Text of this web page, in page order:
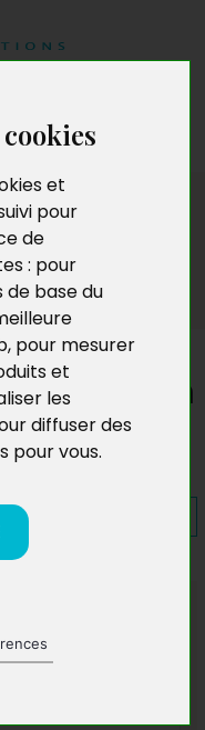
et
pour
de
: pour
base du
, pour mesurer
et
les
diffuser des
pour vous.
d'un